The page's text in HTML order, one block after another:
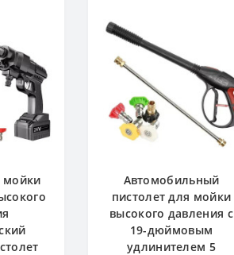
мойки
Автомобильный
пистолет для мойки
высокого давления с
19-дюймовым
удлинителем 5